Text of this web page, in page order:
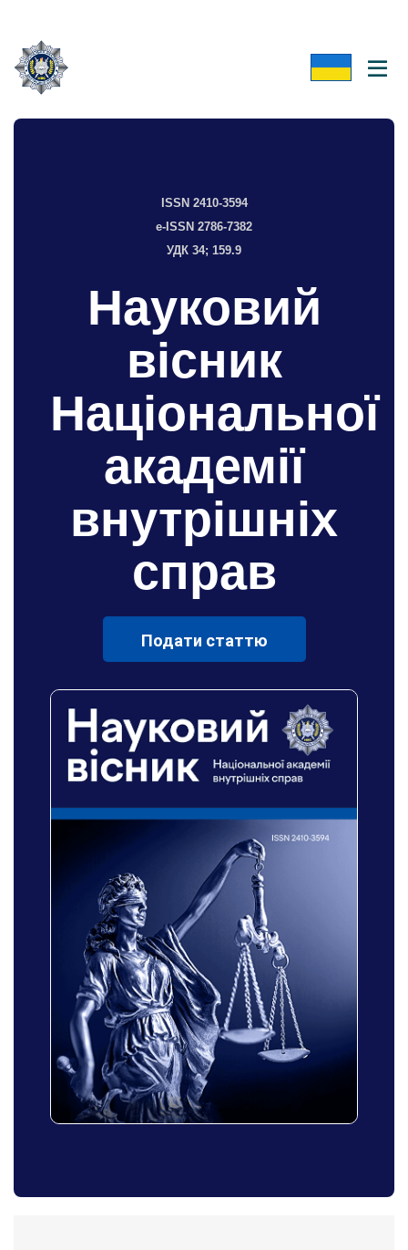
ISSN 2410-3594
e-ISSN 2786-7382
УДК 34; 159.9
Науковий
вісник
Національної
академії
внутрішніх
справ
Подати статтю